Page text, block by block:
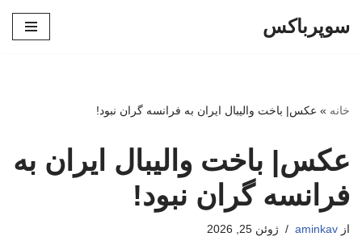
سوپرباکس
خانه » عکس| باخت والیبال ایران به فرانسه گران نبود!
عکس| باخت والیبال ایران به
فرانسه گران نبود!
از aminkav ژوئن 25, 2026